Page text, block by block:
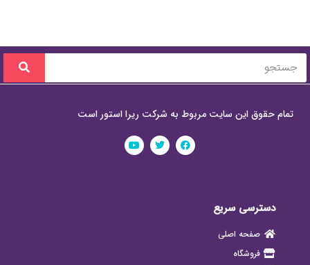
تمام حقوق این سایت مربوط به شرکت ریرا استور است
دسترسی سریع
صفحه اصلی
فروشگاه